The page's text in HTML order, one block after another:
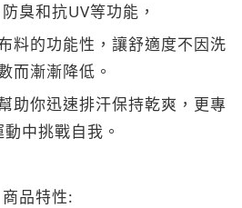
臭和抗UV等功能，
料的功能性，讓舒適度不因洗
而漸漸降低。
助你迅速排汗保持乾爽，更專
中挑戰自我。
商品特性: